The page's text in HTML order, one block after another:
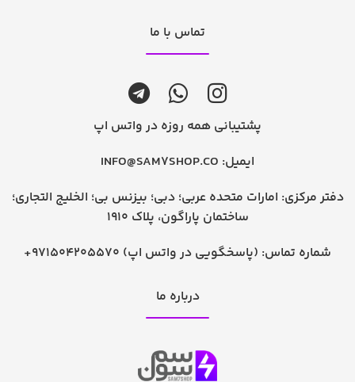
تماس با ما
پشتیبانی همه روزه در واتس اپ
ایمیل: INFO@SAM7SHOP.CO
دفتر مرکزی: امارات متحده عربی؛ دبی؛ بیزنس بی؛ الخلیج التجاری؛
ساختمان پاراگون، پلاک 1910
شماره تماس: +971504205570 (پاسخگویی در واتس اپ)
درباره ما